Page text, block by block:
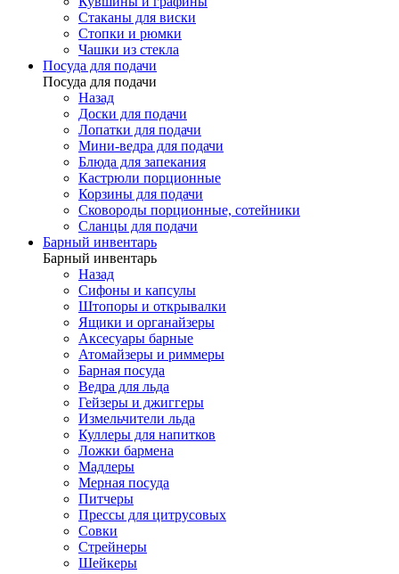
Стаканы для виски
Стопки и рюмки
Чашки из стекла
Посуда для подачи
Посуда для подачи
Назад
Доски для подачи
Лопатки для подачи
Мини-ведра для подачи
Блюда для запекания
Кастрюли порционные
Корзины для подачи
Сковороды порционные, сотейники
Сланцы для подачи
Барный инвентарь
Барный инвентарь
Назад
Сифоны и капсулы
Штопоры и открывалки
Ящики и органайзеры
Аксесуары барные
Атомайзеры и риммеры
Барная посуда
Ведра для льда
Гейзеры и джиггеры
Измельчители льда
Куллеры для напитков
Ложки бармена
Мадлеры
Мерная посуда
Питчеры
Прессы для цитрусовых
Совки
Стрейнеры
Шейкеры